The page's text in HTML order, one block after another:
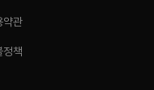
약관
정책